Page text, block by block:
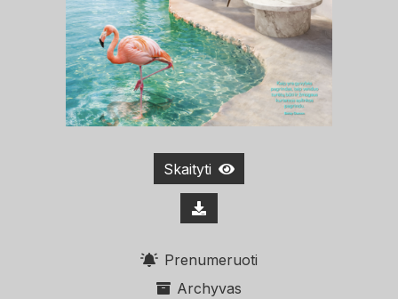
Skaityti
Prenumeruoti
Archyvas